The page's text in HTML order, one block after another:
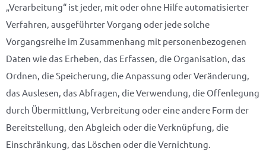
„Verarbeitung“ ist jeder, mit oder ohne Hilfe automatisierter
Verfahren, ausgeführter Vorgang oder jede solche
Vorgangsreihe im Zusammenhang mit personenbezogenen
Daten wie das Erheben, das Erfassen, die Organisation, das
Ordnen, die Speicherung, die Anpassung oder Veränderung,
das Auslesen, das Abfragen, die Verwendung, die Offenlegung
durch Übermittlung, Verbreitung oder eine andere Form der
Bereitstellung, den Abgleich oder die Verknüpfung, die
Einschränkung, das Löschen oder die Vernichtung.